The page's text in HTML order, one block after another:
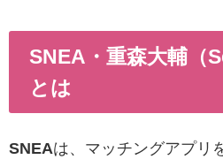
SNEA・重森大輔（
とは
SNEAは、マッチングアプリ